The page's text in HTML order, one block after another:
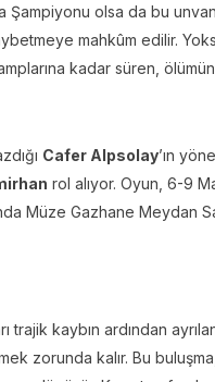
Şampiyonu olsa da bu
mahkûm edilir.
kadar süren,
Cafer Alpsolay’ın
rol alıyor. Oyun, 6-9
Müze Gazhane Meydan
trajik kaybın ardından
zorunda kalır. Bu buluşma,